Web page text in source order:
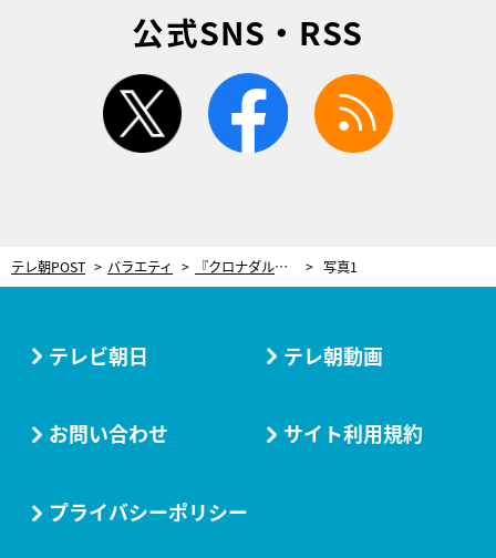
公式SNS・RSS
twitter facebook
テレ朝POST バラエティ 『クロナダル』に“ガチやらかし芸人”が登場！観客からの温かな一言に「こんなに信用されるんだ」と動揺 写真1
テレビ朝日 テレ朝動画
お問い合わせ サイト利用規約
プライバシーポリシー